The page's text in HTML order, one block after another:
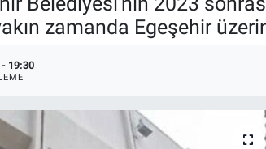
zamanda Egeşehir
19:30